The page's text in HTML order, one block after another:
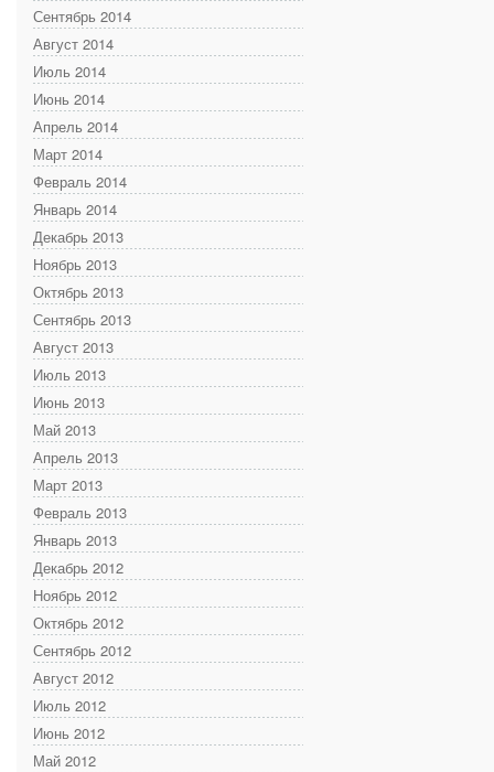
Сентябрь 2014
Август 2014
Июль 2014
Июнь 2014
Апрель 2014
Март 2014
Февраль 2014
Январь 2014
Декабрь 2013
Ноябрь 2013
Октябрь 2013
Сентябрь 2013
Август 2013
Июль 2013
Июнь 2013
Май 2013
Апрель 2013
Март 2013
Февраль 2013
Январь 2013
Декабрь 2012
Ноябрь 2012
Октябрь 2012
Сентябрь 2012
Август 2012
Июль 2012
Июнь 2012
Май 2012